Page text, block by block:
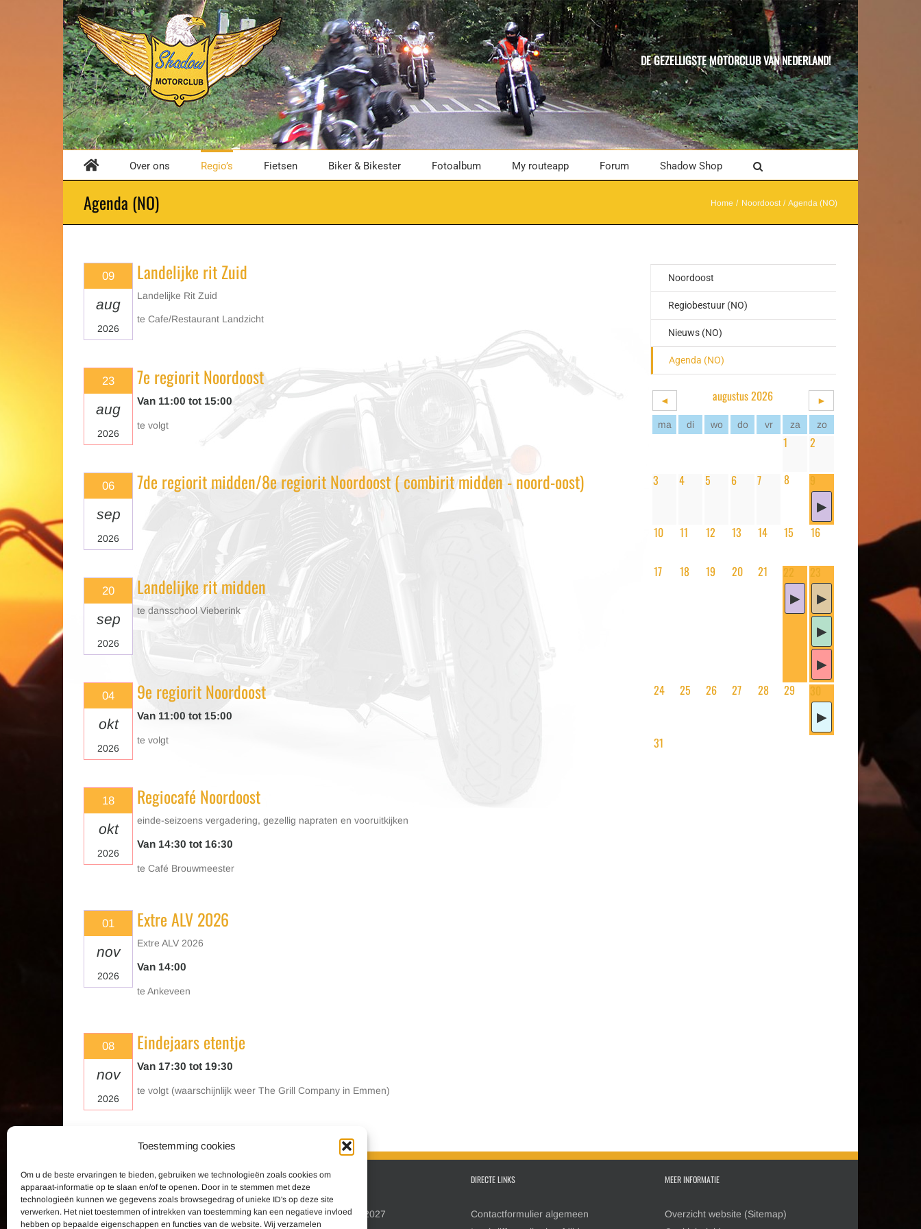
Toestemming cookies
Om u de beste ervaringen te bieden, gebruiken we technologieën zoals cookies om
apparaat-informatie op te slaan en/of te openen. Door in te stemmen met deze
technologieën kunnen we gegevens zoals browsegedrag of unieke ID's op deze site
verwerken. Het niet toestemmen of intrekken van toestemming kan een negatieve invloed
hebben op bepaalde eigenschappen en functies van de website. Wij verzamelen
DE GEZELLIGSTE MOTORCLUB VAN NEDERLAND!
Over ons Regio’s Fietsen Biker & Bikester Fotoalbum My routeapp Forum Shadow Shop
Agenda (NO) Home Noordoost Agenda (NO)
09
aug
2026
Landelijke rit Zuid
Landelijke Rit Zuid
te Cafe/Restaurant Landzicht
23
aug
2026
7e regiorit Noordoost
Van 11:00 tot 15:00
te volgt
06
sep
2026
7de regiorit midden/8e regiorit Noordoost ( combirit midden - noord-oost)
20
sep
2026
Landelijke rit midden
te dansschool Vieberink
04
okt
2026
9e regiorit Noordoost
Van 11:00 tot 15:00
te volgt
18
okt
2026
Regiocafé Noordoost
einde-seizoens vergadering, gezellig napraten en vooruitkijken
Van 14:30 tot 16:30
te Café Brouwmeester
01
nov
2026
Extre ALV 2026
Extre ALV 2026
Van 14:00
te Ankeveen
08
nov
2026
Eindejaars etentje
Van 17:30 tot 19:30
te volgt (waarschijnlijk weer The Grill Company in Emmen)
Noordoost
Regiobestuur (NO)
Nieuws (NO)
Agenda (NO)
◄ augustus 2026 ►
ma di wo do vr za zo
1 2
3 4 5 6 7 8
10 11 12 13 14 15 16
17 18 19 20 21
24 25 26 27 28 29
31
CONTACTGEGEVENS
Shadow Motorclub Secretariaat
LAATSTE NIEUWS
de Elfstedentocht 2027
DIRECTE LINKS
Contactformulier algemeen
MEER INFORMATIE
Overzicht website (Sitemap)